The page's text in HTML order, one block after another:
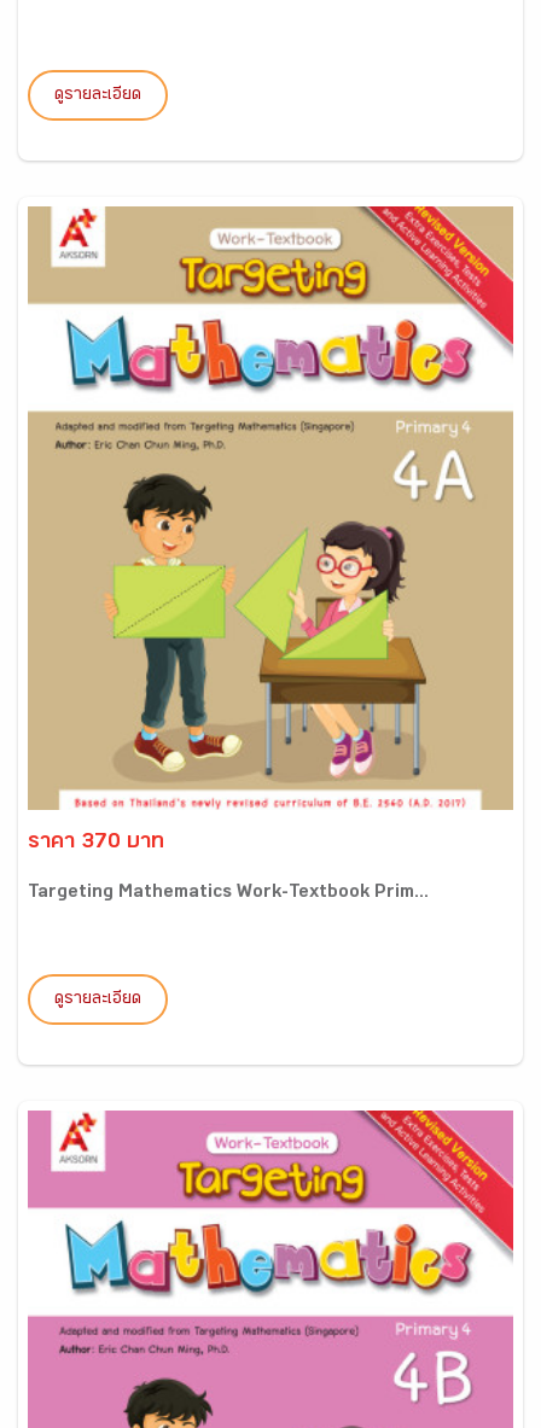
ดูรายละเอียด
ราคา 370 บาท
Targeting Mathematics Work-Textbook Prim...
ดูรายละเอียด